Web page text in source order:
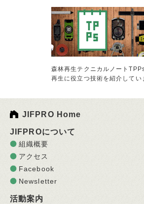
森林再生テクニカルノート
再生に役立つ技術を紹介してい
JIFPRO Home
JIFPROについて
組織概要
アクセス
Facebook
Newsletter
活動案内